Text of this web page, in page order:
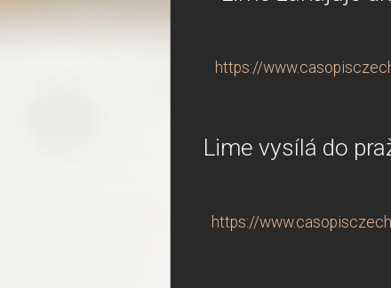
https://
Lime vysílá do
https://